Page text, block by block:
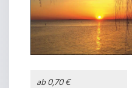
ab 0,70 €